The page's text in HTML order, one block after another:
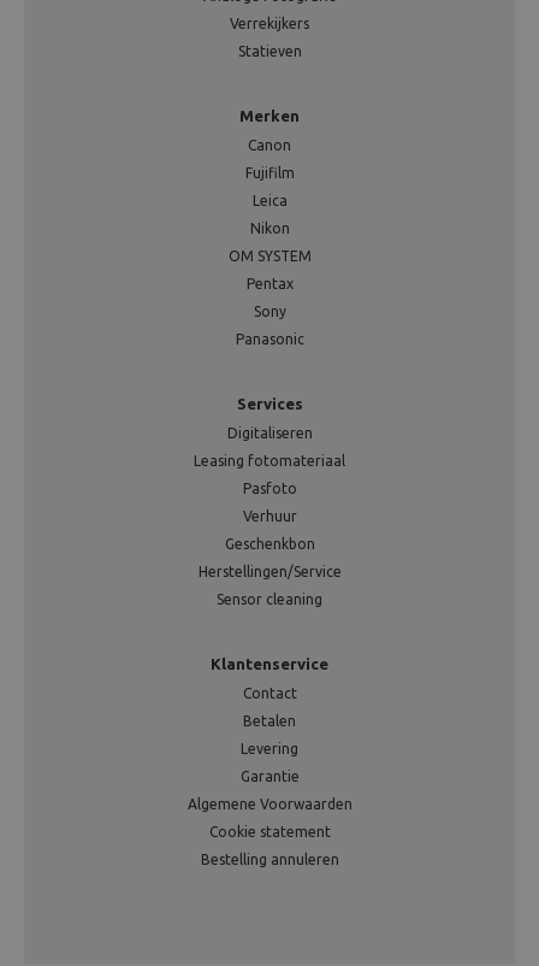
Verrekijkers
Statieven
Merken
Canon
Fujifilm
Leica
Nikon
OM SYSTEM
Pentax
Sony
Panasonic
Services
Digitaliseren
Leasing fotomateriaal
Pasfoto
Verhuur
Geschenkbon
Herstellingen/Service
Sensor cleaning
Klantenservice
Contact
Betalen
Levering
Garantie
Algemene Voorwaarden
Cookie statement
Bestelling annuleren